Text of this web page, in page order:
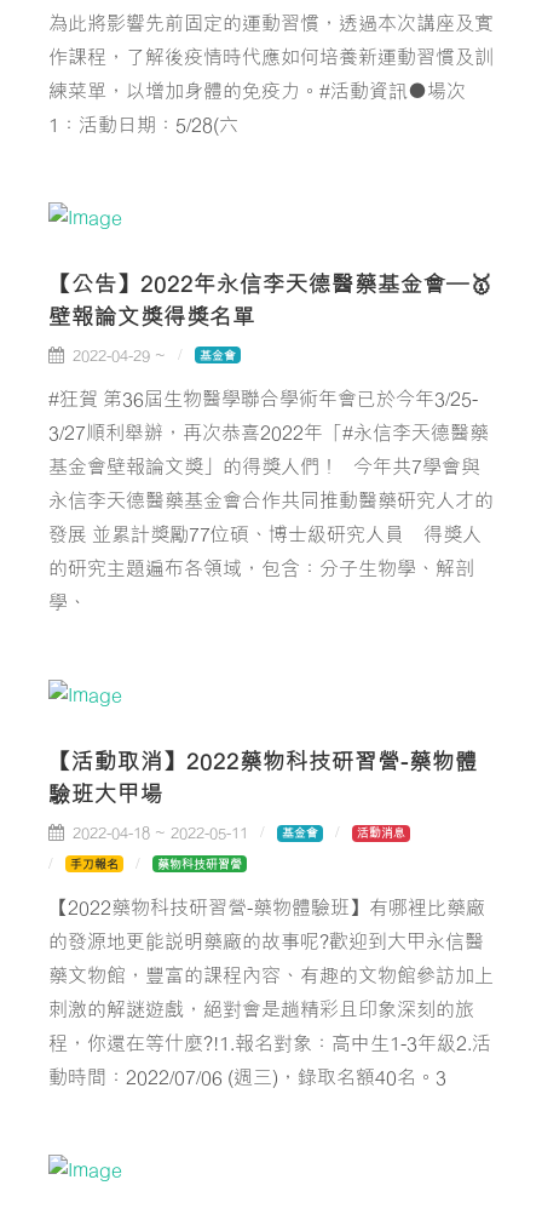
為此將影響先前固定的運動習慣，透過本次講座及實
作課程，了解後疫情時代應如何培養新運動習慣及訓
練菜單，以增加身體的免疫力。#活動資訊●場次
1：活動日期：5/28(六
【公告】2022年永信李天德醫藥基金會—🥇
壁報論文獎得獎名單
2022-04-29 ~ 基金會
#狂賀 第36屆生物醫學聯合學術年會已於今年3/25-
3/27順利舉辦，再次恭喜2022年「#永信李天德醫藥
基金會壁報論文獎」的得獎人們！⠀今年共7學會與
永信李天德醫藥基金會合作共同推動醫藥研究人才的
發展 並累計獎勵77位碩、博士級研究人員 ⠀得獎人
的研究主題遍布各領域，包含：分子生物學、解剖
學、
【活動取消】2022藥物科技研習營-藥物體
驗班大甲場
2022-04-18 ~ 2022-05-11 基金會 活動消息
手刀報名 藥物科技研習營
【2022藥物科技研習營-藥物體驗班】有哪裡比藥廠
的發源地更能說明藥廠的故事呢?歡迎到大甲永信醫
藥文物館，豐富的課程內容、有趣的文物館參訪加上
刺激的解謎遊戲，絕對會是趟精彩且印象深刻的旅
程，你還在等什麼?!1.報名對象：高中生1-3年級2.活
動時間：2022/07/06 (週三)，錄取名額40名。3